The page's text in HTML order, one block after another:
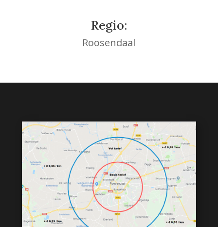
Regio:
Roosendaal